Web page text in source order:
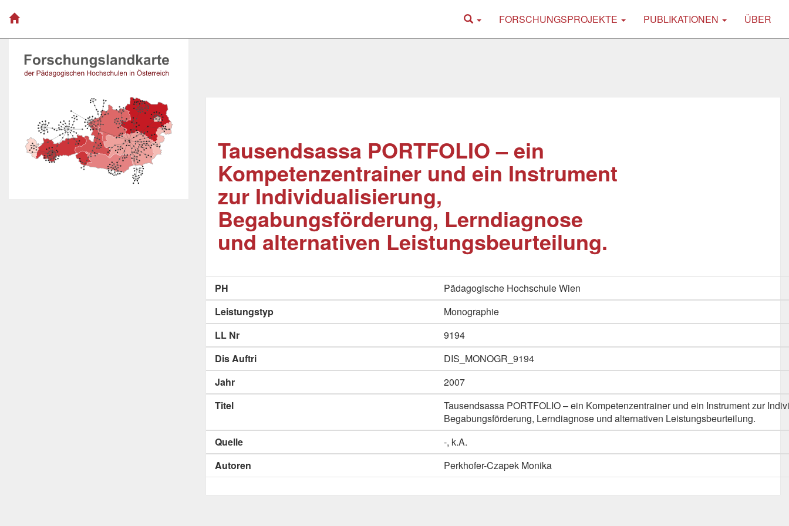
FORSCHUNGSPROJEKTE PUBLIKATIONEN ÜBER
Tausendsassa PORTFOLIO – ein
Kompetenzentrainer und ein Instrument
zur Individualisierung,
Begabungsförderung, Lerndiagnose
und alternativen Leistungsbeurteilung.
PH
Pädagogische Hochschule Wien
Leistungstyp
Monographie
LL Nr
9194
Dis Auftri
DIS_MONOGR_9194
Jahr
2007
Titel
Tausendsassa PORTFOLIO – ein Kompetenzentrainer und ein Instrument zur
Begabungsförderung, Lerndiagnose und alternativen Leistungsbeurteilung.
Quelle
-, k.A.
Autoren
Perkhofer-Czapek Monika